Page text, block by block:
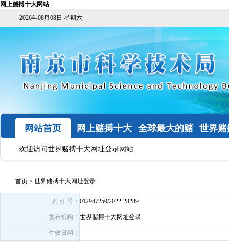
网上赌搏十大网站
2026年08月08日 星期六
网站首页
网上赌搏十大
网站
全球最大的赌 世界
欢迎访问世界赌搏十大网址登录网站
首页 > 世界赌搏十大网址登录
索 引 号： 012947250/2022-28289
发布机构： 世界赌搏十大网址登录
生效日期：